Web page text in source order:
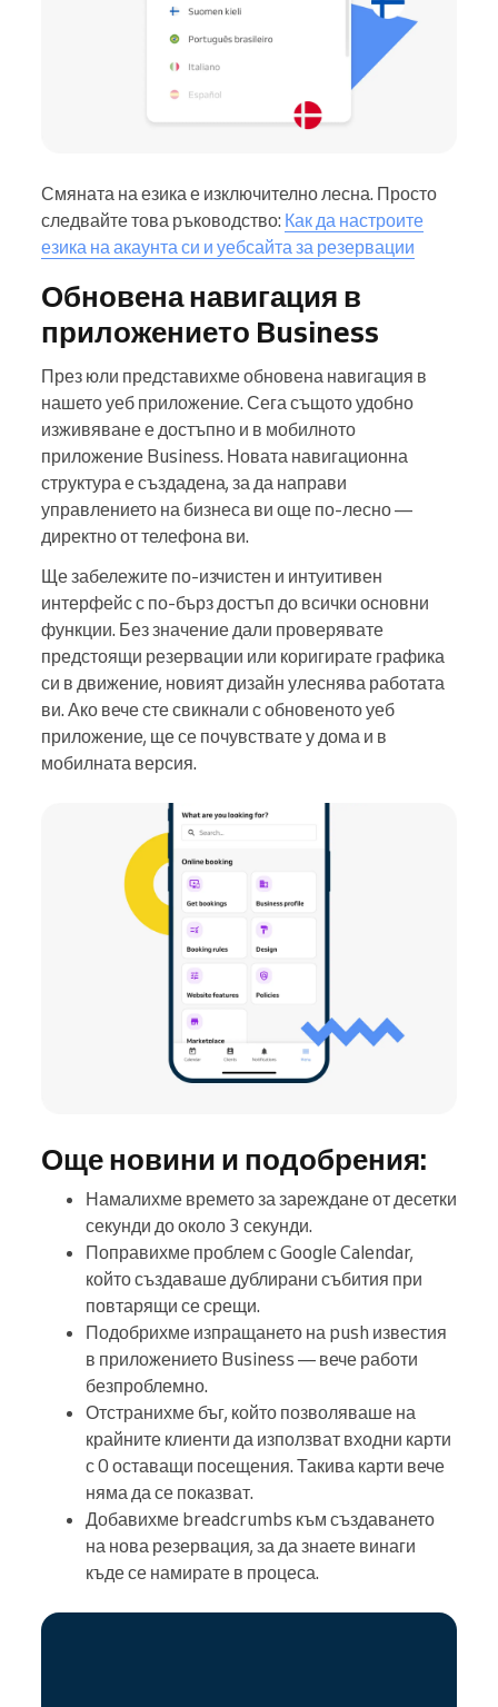
Смяната на езика е изключително лесна. Просто
следвайте това ръководство: Как да настроите
езика на акаунта си и уебсайта за резервации
Обновена навигация в
приложението Business
През юли представихме обновена навигация в
нашето уеб приложение. Сега същото удобно
изживяване е достъпно и в мобилното
приложение Business. Новата навигационна
структура е създадена, за да направи
управлението на бизнеса ви още по-лесно —
директно от телефона ви.
Ще забележите по-изчистен и интуитивен
интерфейс с по-бърз достъп до всички основни
функции. Без значение дали проверявате
предстоящи резервации или коригирате графика
си в движение, новият дизайн улеснява работата
ви. Ако вече сте свикнали с обновеното уеб
приложение, ще се почувствате у дома и в
мобилната версия.
Още новини и подобрения:
Намалихме времето за зареждане от десетки
секунди до около 3 секунди.
Поправихме проблем с Google Calendar,
който създаваше дублирани събития при
повтарящи се срещи.
Подобрихме изпращането на push известия
в приложението Business — вече работи
безпроблемно.
Отстранихме бъг, който позволяваше на
крайните клиенти да използват входни карти
с 0 оставащи посещения. Такива карти вече
няма да се показват.
Добавихме breadcrumbs към създаването
на нова резервация, за да знаете винаги
къде се намирате в процеса.